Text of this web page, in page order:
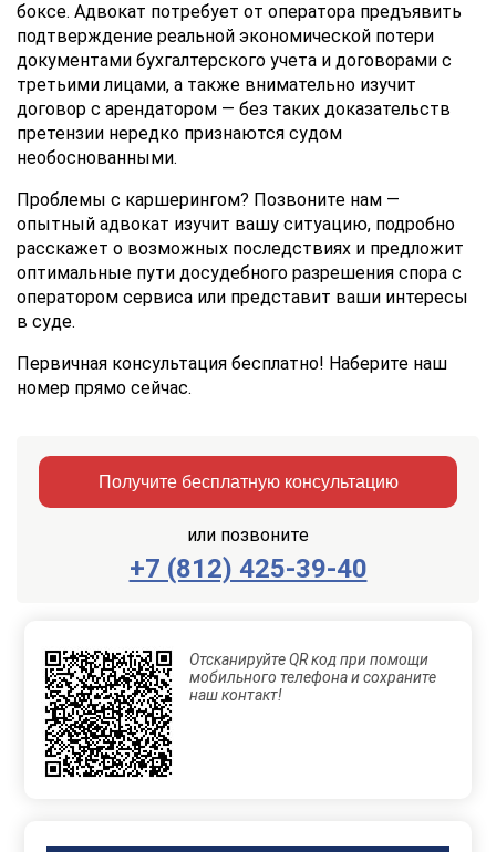
боксе. Адвокат потребует от оператора предъявить
подтверждение реальной экономической потери
документами бухгалтерского учета и договорами с
третьими лицами, а также внимательно изучит
договор с арендатором — без таких доказательств
претензии нередко признаются судом
необоснованными.
Проблемы с каршерингом? Позвоните нам —
опытный адвокат изучит вашу ситуацию, подробно
расскажет о возможных последствиях и предложит
оптимальные пути досудебного разрешения спора с
оператором сервиса или представит ваши интересы
в суде.
Первичная консультация бесплатно! Наберите наш
номер прямо сейчас.
Получите бесплатную консультацию
или позвоните
+7 (812) 425-39-40
Заказать
Отправляя
данные,
Вы
соглашаетесь
с
Правилами
Отсканируйте QR код при помощи
мобильного телефона и сохраните
наш контакт!